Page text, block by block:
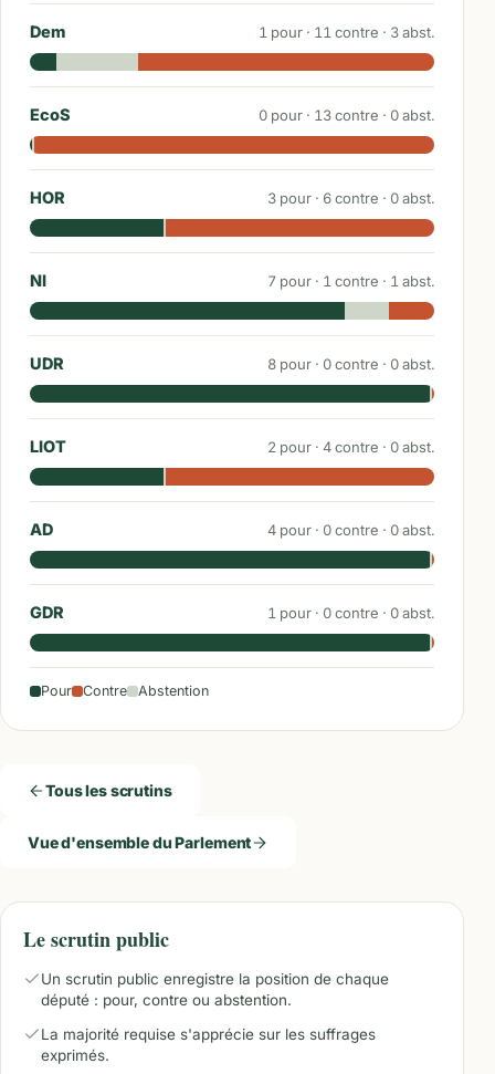
Dem 1 pour · 11 contre · 3abst.
EcoS 0 pour · 13contre · 0abst.
HOR 3 pour · 6contre · 0abst.
NI 7 pour · 1 contre · 1 abst.
UDR 8 pour · 0contre · 0abst.
LIOT 2 pour · 4contre · 0abst.
AD 4 pour · 0contre · 0abst.
GDR 1 pour · 0contre · 0abst.
Pour Contre Abstention
Tous les scrutins
Vue d'ensemble du Parlement
Le scrutin public
Un scrutin public enregistre la position de chaque
député : pour, contre ou abstention.
La majorité requise s'apprécie sur les suffrages
exprimés.